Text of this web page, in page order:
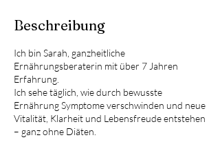
Beschreibung
Ich bin Sarah, ganzheitliche
Ernährungsberaterin mit über 7 Jahren
Erfahrung.
Ich sehe täglich, wie durch bewusste
Ernährung Symptome verschwinden und neue
Vitalität, Klarheit und Lebensfreude entstehen
– ganz ohne Diäten.